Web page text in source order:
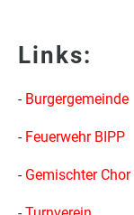
Links:
- Burgergemeinde
- Feuerwehr BIPP
- Gemischter Chor